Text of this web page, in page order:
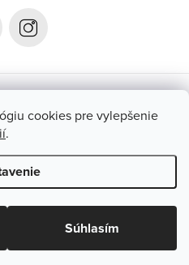
cookies pre vylepšenie
.
Súhlasím
. Všetky práva vyhradené.Upraviť
cookies